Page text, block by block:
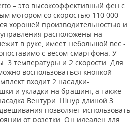
– это высокоэффективный фен с
мотором со скоростью 110 000
хорошей производительностью и
расположены на
в руке, имеет небольшой вес -
с весом смартфона. У
3 температуры и 2 скорости. Для
воспользоваться кнопкой
входит 2 насадки-
и укладки на брашинг, а также
Вентури. Шнур длиной 3
позволяет использовать
от розетки. Он идеален для